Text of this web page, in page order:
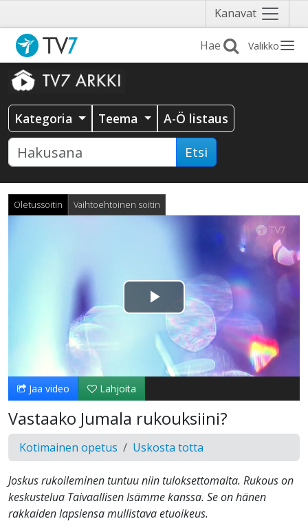
Kanavat Näytä
valikko
Valikko
Kategoria Teema A-Ö listaus
Etsi
Oletussoitin Vaihtoehtoinen soitin
Toista
Video
Jaa video Lahjoita
Vastaako Jumala rukouksiini?
Kotimainen opetus Uskosta totta
Joskus rukoileminen tuntuu niin tuloksettomalta. Rukous on
keskustelua Taivaallisen Isämme kanssa. Se on hänen
rakkaiden lapsiensa mullistava etuoikeus.